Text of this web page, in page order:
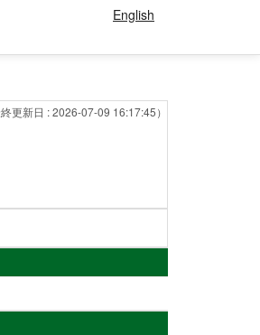
English
終更新日 : 2026-07-09 16:17:45）